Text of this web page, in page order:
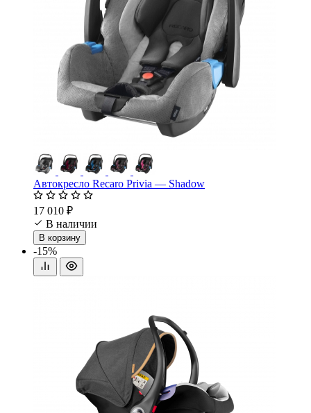
Автокресло Recaro Privia — Shadow
17 010 ₽
В наличии
В корзину
-15%